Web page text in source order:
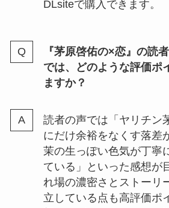
DLsiteで購入できます。
『茅原啓佑の×恋』の読
では、どのような評価ポ
ますか？
読者の声では「ヤリチン
にだけ余裕をなくす落差
茉の生っぽい色気が丁寧
ている」といった感想が
れ場の濃密さとストーリ
立している点も高評価ポ